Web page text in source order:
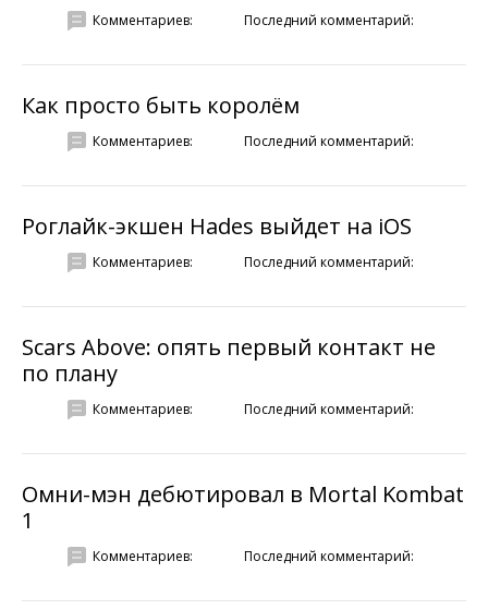
Комментариев: Последний комментарий:
Как просто быть королём
Комментариев: Последний комментарий:
Роглайк-экшен Hades выйдет на iOS
Комментариев: Последний комментарий:
Scars Above: опять первый контакт не
по плану
Комментариев: Последний комментарий:
Омни-мэн дебютировал в Mortal Kombat
1
Комментариев: Последний комментарий: